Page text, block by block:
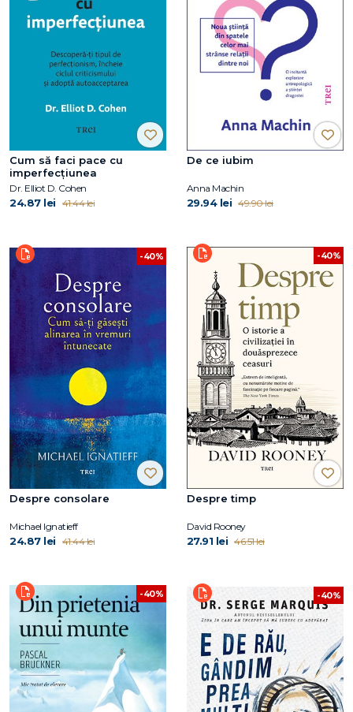
Cum să faci pace cu
imperfecțiunea
Dr. Elliot D. Cohen
24.87 lei 41.44 lei
De ce iubim
Anna Machin
29.94 lei 49.90 lei
-40%
Despre consolare
Michael Ignatieff
24.87 lei 41.44 lei
-40%
Despre timp
David Rooney
27.91 lei 46.51 lei
-40% -40%